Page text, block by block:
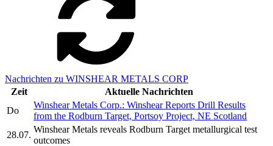
Nachrichten zu WINSHEAR METALS CORP
Zeit
Aktuelle Nachrichten
Do
Winshear Metals Corp.: Winshear Reports Drill Results
from the Rodburn Target, Portsoy Project, NE Scotland
28.07.
Winshear Metals reveals Rodburn Target metallurgical test
outcomes